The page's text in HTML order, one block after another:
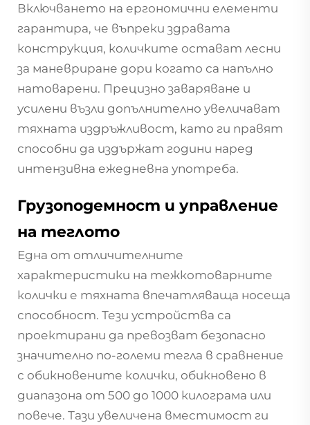
Включването на ергономични елементи
гарантира, че въпреки здравата
конструкция, количките остават лесни
за маневриране дори когато са напълно
натоварени. Прецизно заваряване и
усилени възли допълнително увеличават
тяхната издръжливост, като ги правят
способни да издържат години наред
интензивна ежедневна употреба.
Грузоподемност и управление
на теглото
Една от отличителните
характеристики на тежкотоварните
колички е тяхната впечатляваща носеща
способност. Тези устройства са
проектирани да превозват безопасно
значително по-големи тегла в сравнение
с обикновените колички, обикновено в
диапазона от 500 до 1000 килограма или
повече. Тази увеличена вместимост ги